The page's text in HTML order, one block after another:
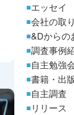
エッセイ
会社の取
&Dからの
調査事例
自主勉強
書籍・出
自主調査
リリース